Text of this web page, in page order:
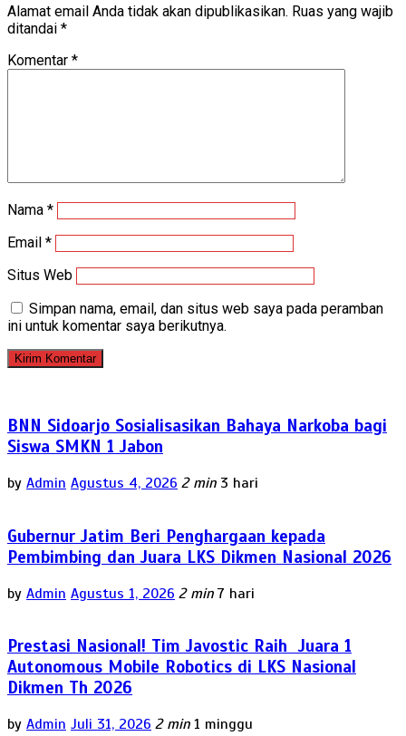
Alamat email Anda tidak akan dipublikasikan. Ruas yang wajib
ditandai *
Komentar *
Nama *
Email *
Situs Web
Simpan nama, email, dan situs web saya pada peramban
ini untuk komentar saya berikutnya.
BNN Sidoarjo Sosialisasikan Bahaya Narkoba bagi
Siswa SMKN 1 Jabon
by Admin Agustus 4, 2026 2 min 3 hari
Gubernur Jatim Beri Penghargaan kepada
Pembimbing dan Juara LKS Dikmen Nasional 2026
by Admin Agustus 1, 2026 2 min 7 hari
Prestasi Nasional! Tim Javostic Raih Juara 1
Autonomous Mobile Robotics di LKS Nasional
Dikmen Th 2026
by Admin Juli 31, 2026 2 min 1 minggu